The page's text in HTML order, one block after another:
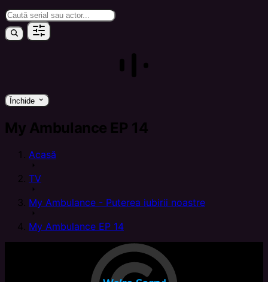
Închide keyboard_arrow_down
My Ambulance EP 14
Acasă
arrow_right
TV
arrow_right
My Ambulance - Puterea iubirii noastre
arrow_right
My Ambulance EP 14